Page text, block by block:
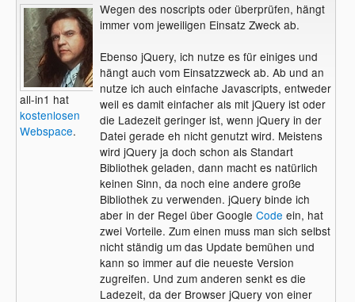
all-in1 hat
kostenlosen
Webspace.
Wegen des noscripts oder überprüfen, hängt
immer vom jeweiligen Einsatz Zweck ab.
Ebenso jQuery, ich nutze es für einiges und
hängt auch vom Einsatzzweck ab. Ab und an
nutze ich auch einfache Javascripts, entweder
weil es damit einfacher als mit jQuery ist oder
die Ladezeit geringer ist, wenn jQuery in der
Datei gerade eh nicht genutzt wird. Meistens
wird jQuery ja doch schon als Standart
Bibliothek geladen, dann macht es natürlich
keinen Sinn, da noch eine andere große
Bibliothek zu verwenden. jQuery binde ich
aber in der Regel über Google Code ein, hat
zwei Vorteile. Zum einen muss man sich selbst
nicht ständig um das Update bemühen und
kann so immer auf die neueste Version
zugreifen. Und zum anderen senkt es die
Ladezeit, da der Browser jQuery von einer